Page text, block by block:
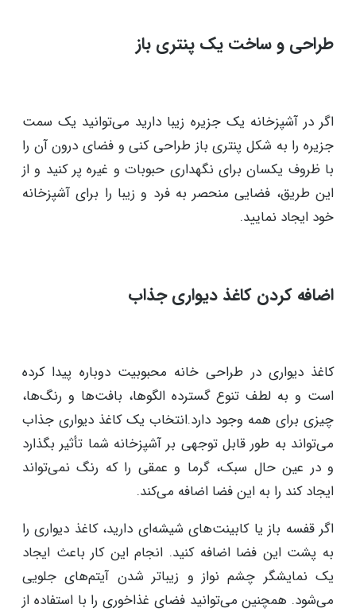
طراحی و ساخت یک پنتری باز
اگر در آشپزخانه یک جزیره زیبا دارید می‌توانید یک سمت
جزیره را به شکل پنتری باز طراحی کنی و فضای درون آن را
با ظروف یکسان برای نگهداری حبوبات و غیره پر کنید و از
این طریق، فضایی منحصر به فرد و زیبا را برای آشپزخانه
خود ایجاد نمایید.
اضافه کردن کاغذ دیواری جذاب
کاغذ دیواری در طراحی خانه محبوبیت دوباره پیدا کرده
است و به لطف تنوع گسترده الگوها، بافت‌ها و رنگ‌ها،
چیزی برای همه وجود دارد.انتخاب یک کاغذ دیواری جذاب
می‌تواند به طور قابل توجهی بر آشپزخانه شما تأثیر بگذارد
و در عین حال سبک، گرما و عمقی را که رنگ نمی‌تواند
ایجاد کند را به این فضا اضافه می‌کند.
اگر قفسه باز یا کابینت‌های شیشه‌ای دارید، کاغذ دیواری را
به پشت این فضا اضافه کنید. انجام این کار باعث ایجاد
یک نمایشگر چشم نواز و زیباتر شدن آیتم‌های جلویی
می‌شود. همچنین می‌توانید فضای غذاخوری را با استفاده از